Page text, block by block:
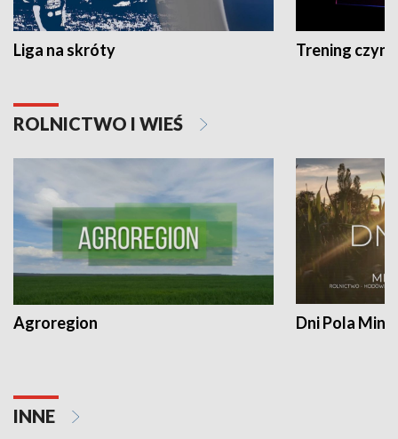
Liga na skróty Trening czyni
ROLNICTWO I WIEŚ
Agroregion Dni Pola
INNE